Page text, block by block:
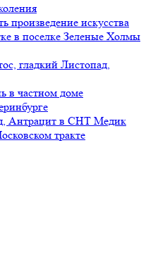
произведение искусства
в поселке Зеленые Холмы
гладкий Листопад,
в частном доме
Антрацит в СНТ Медик
тракте